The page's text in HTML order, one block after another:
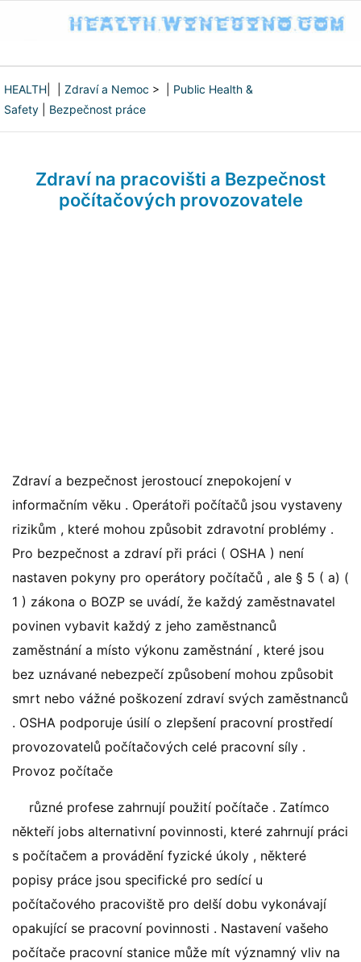
HEALTH Zdraví a Nemoc > | Public Health &
Safety
Bezpečnost práce
Zdraví na pracovišti a Bezpečnost
počítačových provozovatele
Zdraví a bezpečnost jerostoucí znepokojení v
informačním věku . Operátoři počítačů jsou vystaveny
rizikům , které mohou způsobit zdravotní problémy .
Pro bezpečnost a zdraví při práci ( OSHA ) není
nastaven pokyny pro operátory počítačů , ale § 5 ( a) (
1 ) zákona o BOZP se uvádí, že každý zaměstnavatel
povinen vybavit každý z jeho zaměstnanců
zaměstnání a místo výkonu zaměstnání , které jsou
bez uznávané nebezpečí způsobení mohou způsobit
smrt nebo vážné poškození zdraví svých zaměstnanců
. OSHA podporuje úsilí o zlepšení pracovní prostředí
provozovatelů počítačových celé pracovní síly .
Provoz počítače
různé profese zahrnují použití počítače . Zatímco
někteří jobs alternativní povinnosti, které zahrnují práci
s počítačem a provádění fyzické úkoly , některé
popisy práce jsou specifické pro sedící u
počítačového pracoviště pro delší dobu vykonávají
opakující se pracovní povinnosti . Nastavení vašeho
počítače pracovní stanice může mít významný vliv na